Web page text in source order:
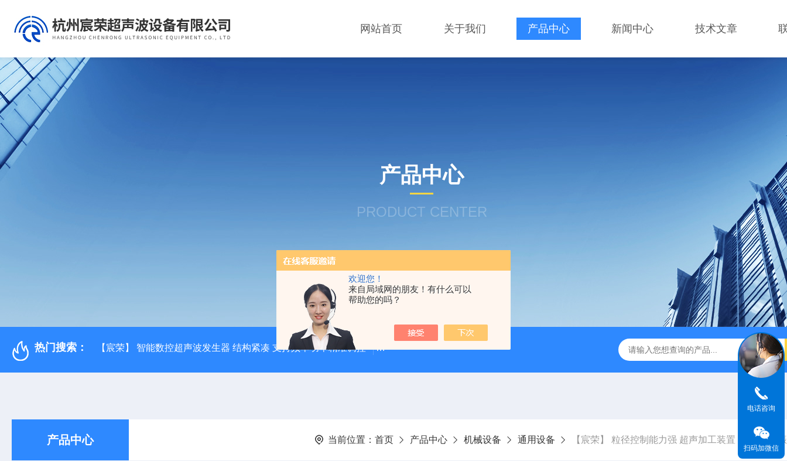
欢迎您！
来自局域网的朋友！有什么可以
帮助您的吗？
网站首页 关于我们 产品中心 新闻中心 技术文章
产品中心
PRODUCT CENTER
热门搜索： 【宸荣】 智能数控超声波发生器 结构紧凑 支持频率功率精准调控 【宸荣】 粒径控制能力强 金属粉末震筛机 工业级超声设备 可支持定制 【宸荣】 超声波抛光
产品中心 当前位置： 首页 产品中心 机械设备 通用设备 【宸荣】 粒径控制能力强 超声加工装置 操作方便
电话咨询
扫码加微信